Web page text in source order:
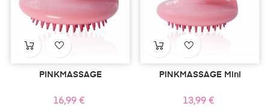
PINKMASSAGE
Prezzo
16,99 €
PINKMASSAGE Mini
Prezzo
13,99 €